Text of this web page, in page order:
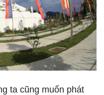
ta cũng muốn phát